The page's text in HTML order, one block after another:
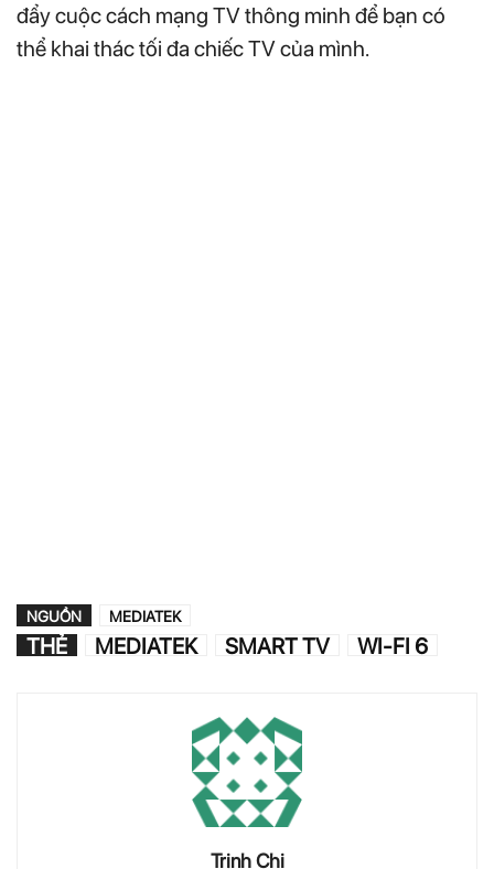
đẩy cuộc cách mạng TV thông minh để bạn có
thể khai thác tối đa chiếc TV của mình.
NGUỒN MEDIATEK
THẺ MEDIATEK SMART TV WI-FI 6
Trịnh Chi